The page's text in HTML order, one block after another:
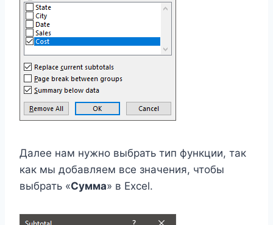
Далее нам нужно выбрать тип функции, так
как мы добавляем все значения, чтобы
выбрать «Сумма» в Excel.